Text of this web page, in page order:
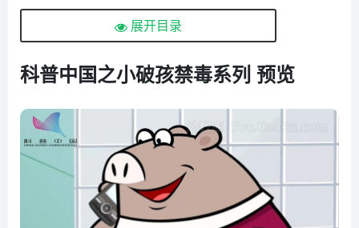
展开目录
科普中国之小破孩禁毒系列 预览